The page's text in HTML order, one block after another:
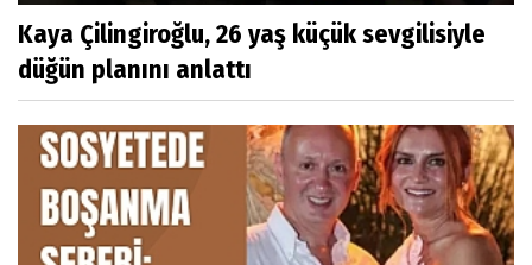
Kaya Çilingiroğlu, 26 yaş küçük sevgilisiyle
düğün planını anlattı